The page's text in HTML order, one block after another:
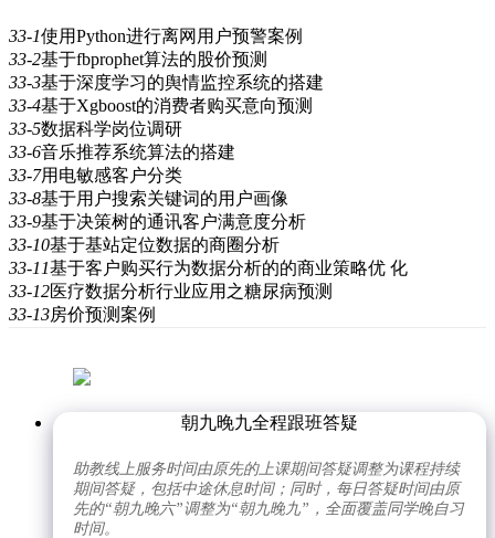
33-1使用Python进行离网用户预警案例
33-2基于fbprophet算法的股价预测
33-3基于深度学习的舆情监控系统的搭建
33-4基于Xgboost的消费者购买意向预测
33-5数据科学岗位调研
33-6音乐推荐系统算法的搭建
33-7用电敏感客户分类
33-8基于用户搜索关键词的用户画像
33-9基于决策树的通讯客户满意度分析
33-10基于基站定位数据的商圈分析
33-11基于客户购买行为数据分析的的商业策略优 化
33-12医疗数据分析行业应用之糖尿病预测
33-13房价预测案例
朝九晚九全程跟班答疑
助教线上服务时间由原先的上课期间答疑调整为课程持续
期间答疑，包括中途休息时间；同时，每日答疑时间由原
先的“朝九晚六”调整为“朝九晚九”，全面覆盖同学晚自习
时间。